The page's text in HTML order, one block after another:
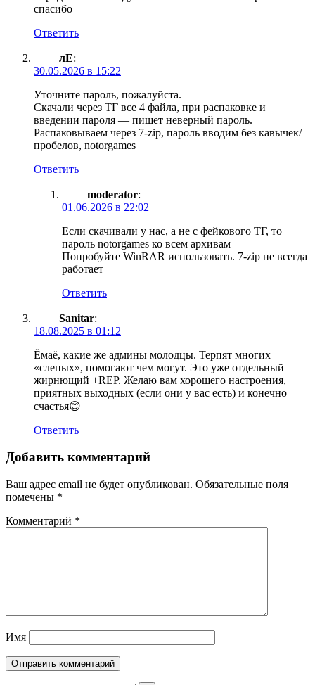
спасибо
Ответить
лЕ:
30.05.2026 в 15:22
Уточните пароль, пожалуйста.
Скачали через ТГ все 4 файла, при распаковке и
введении пароля — пишет неверный пароль.
Распаковываем через 7-zip, пароль вводим без кавычек/
пробелов, notorgames
Ответить
moderator:
01.06.2026 в 22:02
Если скачивали у нас, а не с фейкового ТГ, то
пароль notorgames ко всем архивам
Попробуйте WinRAR использовать. 7-zip не всегда
работает
Ответить
Sanitar:
18.08.2025 в 01:12
Ёмаё, какие же админы молодцы. Терпят многих
«слепых», помогают чем могут. Это уже отдельный
жирнющий +REP. Желаю вам хорошего настроения,
приятных выходных (если они у вас есть) и конечно
счастья😊
Ответить
Добавить комментарий
Ваш адрес email не будет опубликован. Обязательные поля
помечены *
Комментарий *
Имя